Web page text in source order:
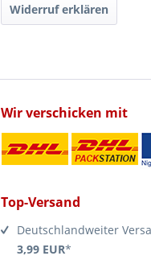
Widerruf erklären
Wir verschicken mit
Top-Versand
Deutschlandweiter
3,99 EUR*